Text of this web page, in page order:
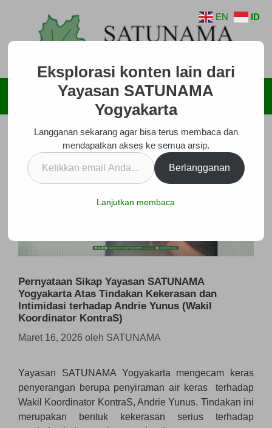
Menu
Pernyataan Sikap Yayasan SATUNAMA
Yogyakarta Atas Tindakan Kekerasan dan
Intimidasi terhadap Andrie Yunus (Wakil
Koordinator KontraS)
Maret 16, 2026 oleh SATUNAMA
Yayasan SATUNAMA Yogyakarta mengecam keras
penyerangan berupa penyiraman air keras terhadap
Wakil Koordinator KontraS, Andrie Yunus. Tindakan ini
merupakan bentuk kekerasan serius terhadap
EN ID
Eksplorasi konten lain dari
Yayasan SATUNAMA
Yogyakarta
Langganan sekarang agar bisa terus membaca dan
mendapatkan akses ke semua arsip.
Ketikkan
email
Berlangganan
Lanjutkan membaca